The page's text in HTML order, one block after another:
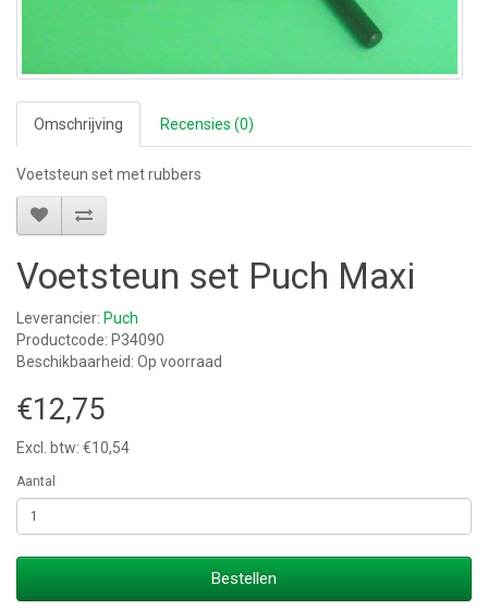
Omschrijving Recensies (0)
Voetsteun set met rubbers
Voetsteun set Puch Maxi
Leverancier: Puch
Productcode: P34090
Beschikbaarheid: Op voorraad
€12,75
Excl. btw: €10,54
Aantal
Bestellen